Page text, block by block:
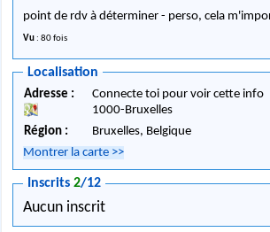
point de rdv à déterminer - perso, cela
Vu : 80 fois
Localisation
Adresse :
Connecte toi pour voir cette info
1000-Bruxelles
Région :
Bruxelles, Belgique
Montrer la carte >>
Inscrits2/12
Aucun inscrit